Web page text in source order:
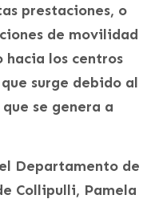
prestaciones, o
de movilidad
los centros
surge debido al
se genera a
Departamento de
Collipulli, Pamela